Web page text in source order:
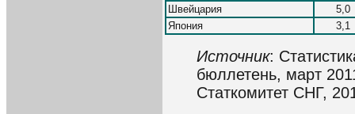
Швейцария
5,0
Япония
3,1
Источник:
бюллетень, март
Статкомитет СНГ,